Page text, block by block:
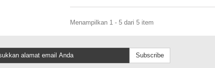
Menampilkan 1 - 5 dari 5 item
Subscribe